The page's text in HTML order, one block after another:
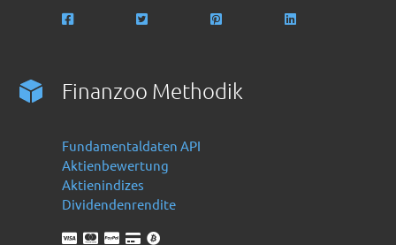
Finanzoo Methodik
Fundamentaldaten API
Aktienbewertung
Aktienindizes
Dividendenrendite